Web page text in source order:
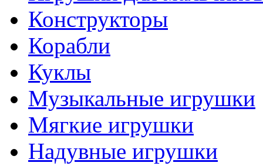
Конструкторы
Корабли
Куклы
Музыкальные игрушки
Мягкие игрушки
Надувные игрушки